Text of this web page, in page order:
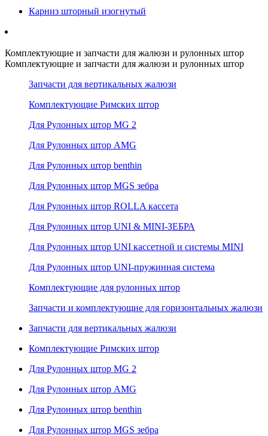
Карниз шторный изогнутый
Комплектующие и запчасти для жалюзи и рулонных штор
Комплектующие и запчасти для жалюзи и рулонных штор
Запчасти для вертикальных жалюзи
Комплектующие Римских штор
Для Рулонных штор MG 2
Для Рулонных штор AMG
Для Рулонных штор benthin
Для Рулонных штор MGS зебра
Для Рулонных штор ROLLA кассета
Для Рулонных штор UNI & MINI-ЗЕБРА
Для Рулонных штор UNI кассетной и системы MINI
Для Рулонных штор UNI-пружинная система
Комплектующие для рулонных штор
Запчасти и комплектующие для горизонтальных жалюзи
Запчасти для вертикальных жалюзи
Комплектующие Римских штор
Для Рулонных штор MG 2
Для Рулонных штор AMG
Для Рулонных штор benthin
Для Рулонных штор MGS зебра